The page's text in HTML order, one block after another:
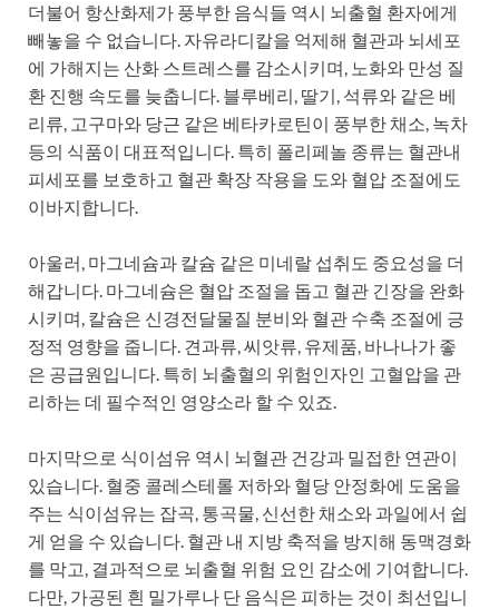
더불어 항산화제가 풍부한 음식들 역시 뇌출혈 환자에게
빼놓을 수 없습니다. 자유라디칼을 억제해 혈관과 뇌세포
에 가해지는 산화 스트레스를 감소시키며, 노화와 만성 질
환 진행 속도를 늦춥니다. 블루베리, 딸기, 석류와 같은 베
리류, 고구마와 당근 같은 베타카로틴이 풍부한 채소, 녹차
등의 식품이 대표적입니다. 특히 폴리페놀 종류는 혈관내
피세포를 보호하고 혈관 확장 작용을 도와 혈압 조절에도
이바지합니다.
아울러, 마그네슘과 칼슘 같은 미네랄 섭취도 중요성을 더
해갑니다. 마그네슘은 혈압 조절을 돕고 혈관 긴장을 완화
시키며, 칼슘은 신경전달물질 분비와 혈관 수축 조절에 긍
정적 영향을 줍니다. 견과류, 씨앗류, 유제품, 바나나가 좋
은 공급원입니다. 특히 뇌출혈의 위험인자인 고혈압을 관
리하는 데 필수적인 영양소라 할 수 있죠.
마지막으로 식이섬유 역시 뇌혈관 건강과 밀접한 연관이
있습니다. 혈중 콜레스테롤 저하와 혈당 안정화에 도움을
주는 식이섬유는 잡곡, 통곡물, 신선한 채소와 과일에서 쉽
게 얻을 수 있습니다. 혈관 내 지방 축적을 방지해 동맥경화
를 막고, 결과적으로 뇌출혈 위험 요인 감소에 기여합니다.
다만, 가공된 흰 밀가루나 단 음식은 피하는 것이 최선입니